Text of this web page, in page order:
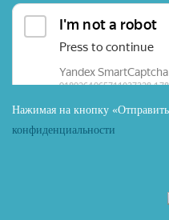
Нажимая на кнопку
конфиденциальности